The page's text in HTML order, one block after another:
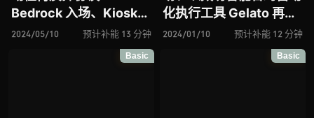
Bedrock 入场、Kiosk
基于 Farcaster 协议推出
2024/05/10 预计补能 13 分钟
化执行工具 Gelato 再获
融资、Saros Finance 助
力 Solana 生态 DeFi 赛
道、Web3 社交平台
2024/01/10 预计补能 12 分钟
Basic Basic